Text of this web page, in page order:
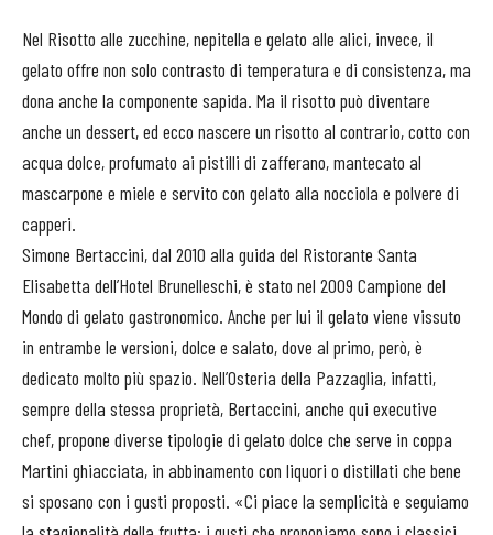
Nel Risotto alle zucchine, nepitella e gelato alle alici, invece, il
gelato offre non solo contrasto di temperatura e di consistenza, ma
dona anche la componente sapida. Ma il risotto può diventare
anche un dessert, ed ecco nascere un risotto al contrario, cotto con
acqua dolce, profumato ai pistilli di zafferano, mantecato al
mascarpone e miele e servito con gelato alla nocciola e polvere di
capperi.
Simone Bertaccini, dal 2010 alla guida del Ristorante Santa
Elisabetta dell’Hotel Brunelleschi, è stato nel 2009 Campione del
Mondo di gelato gastronomico. Anche per lui il gelato viene vissuto
in entrambe le versioni, dolce e salato, dove al primo, però, è
dedicato molto più spazio. Nell’Osteria della Pazzaglia, infatti,
sempre della stessa proprietà, Bertaccini, anche qui executive
chef, propone diverse tipologie di gelato dolce che serve in coppa
Martini ghiacciata, in abbinamento con liquori o distillati che bene
si sposano con i gusti proposti. «Ci piace la semplicità e seguiamo